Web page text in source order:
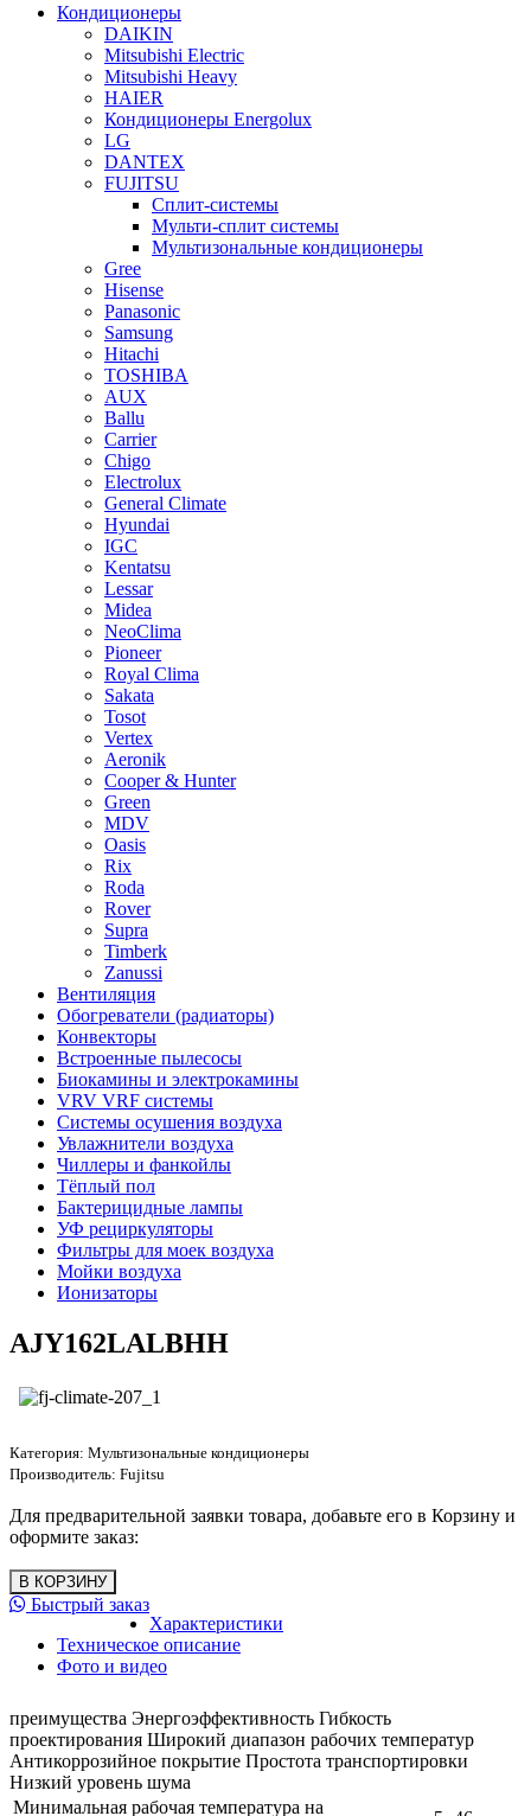
Кондиционеры
DAIKIN
Mitsubishi Electric
Mitsubishi Heavy
HAIER
Кондиционеры Energolux
LG
DANTEX
FUJITSU
Сплит-системы
Мульти-сплит системы
Мультизональные кондиционеры
Gree
Hisense
Panasonic
Samsung
Hitachi
TOSHIBA
AUX
Ballu
Carrier
Chigo
Electrolux
General Climate
Hyundai
IGC
Kentatsu
Lessar
Midea
NeoClima
Pioneer
Royal Clima
Sakata
Tosot
Vertex
Aeronik
Cooper & Hunter
Green
MDV
Oasis
Rix
Roda
Rover
Supra
Timberk
Zanussi
Вентиляция
Обогреватели (радиаторы)
Конвекторы
Встроенные пылесосы
Биокамины и электрокамины
VRV VRF системы
Системы осушения воздуха
Увлажнители воздуха
Чиллеры и фанкойлы
Тёплый пол
Бактерицидные лампы
УФ рециркуляторы
Фильтры для моек воздуха
Мойки воздуха
Ионизаторы
AJY162LALBHH
Категория: Мультизональные кондиционеры
Производитель: Fujitsu
Для предварительной заявки товара, добавьте его в Корзину и
оформите заказ:
Быстрый заказ
Характеристики
Техническое описание
Фото и видео
преимущества Энергоэффективность Гибкость
проектирования Широкий диапазон рабочих температур
Антикоррозийное покрытие Простота транспортировки
Низкий уровень шума
Минимальная рабочая температура на